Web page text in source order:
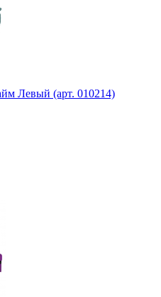
Левый (арт. 010214)